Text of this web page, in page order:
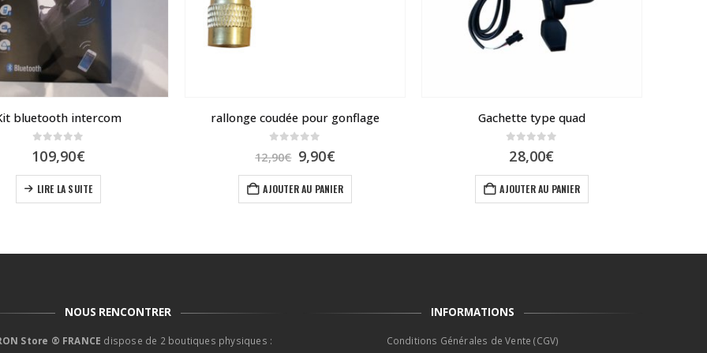
bluetooth intercom
109,90€
LIRE LA SUITE
rallonge coudée pour gonflage
12,90€ Le
prix
initial
était :
9,90€Le
actuel
est :
AJOUTER AU PANIER
Gachette type quad
28,00€
AJOUTER AU PANIER
NOUS RENCONTRER
Store ® FRANCE dispose de 2 boutiques physiques :
INFORMATIONS
Conditions Générales de Vente (CGV)